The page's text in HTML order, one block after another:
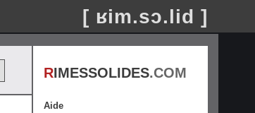
[ ʁim.sɔ.lid ]
RIMESSOLIDES.COM
Aide